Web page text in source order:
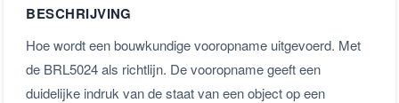
BESCHRIJVING
Hoe wordt een bouwkundige vooropname uitgevoerd. Met
de BRL5024 als richtlijn. De vooropname geeft een
duidelijke indruk van de staat van een object op een